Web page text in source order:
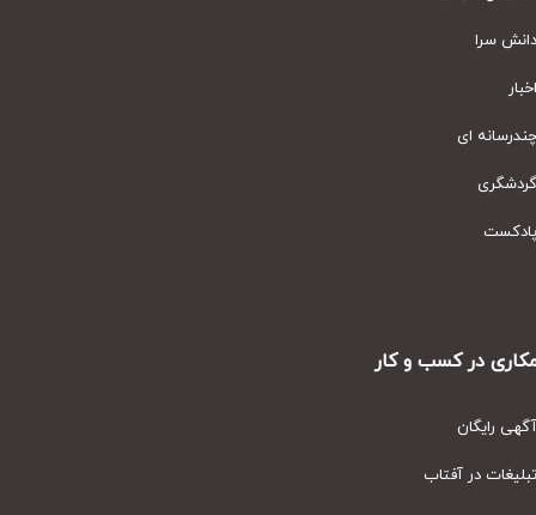
سرا
ای
در کسب و کار
رایگان
در آفتاب